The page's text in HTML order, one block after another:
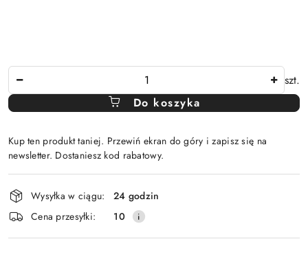
szt.
Do koszyka
Kup ten produkt taniej. Przewiń ekran do góry i zapisz się na
newsletter. Dostaniesz kod rabatowy.
Dostępność
i
dostawa
Wysyłka w ciągu:
24 godzin
Cena przesyłki:
10